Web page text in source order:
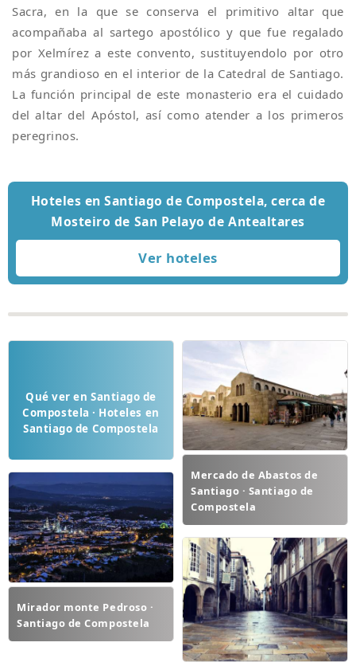
Sacra, en la que se conserva el primitivo altar que
acompañaba al sartego apostólico y que fue regalado
por Xelmírez a este convento, sustituyendolo por otro
más grandioso en el interior de la Catedral de Santiago.
La función principal de este monasterio era el cuidado
del altar del Apóstol, así como atender a los primeros
peregrinos.
Hoteles en Santiago de Compostela, cerca de
Mosteiro de San Pelayo de Antealtares
Qué ver en Santiago de
Compostela · Hoteles en
Santiago de Compostela
Mercado de Abastos de
Santiago · Santiago de
Compostela
Mirador monte Pedroso ·
Santiago de Compostela